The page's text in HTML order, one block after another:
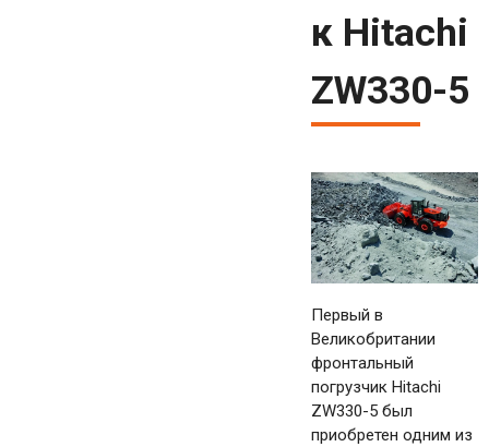
к Hitachi
ZW330-5
Первый в
Великобритании
фронтальный
погрузчик Hitachi
ZW330-5 был
приобретен одним из